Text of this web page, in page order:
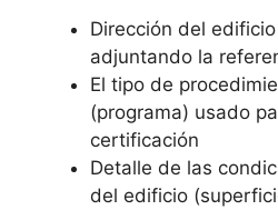
Dirección del
adjuntando la
El tipo de
(programa) usado
certificación
Detalle de las
del edificio